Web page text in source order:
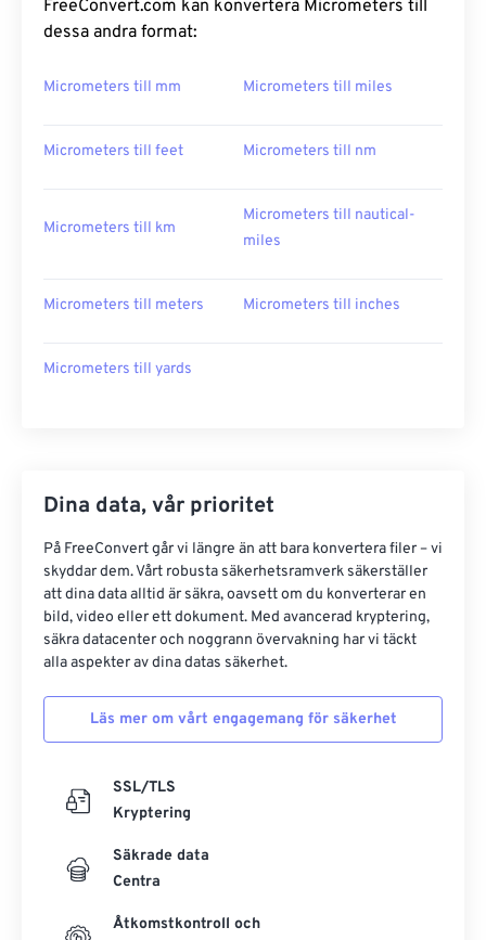
FreeConvert.com kan konvertera Micrometers till
dessa andra format:
Micrometers till mm Micrometers till miles
Micrometers till feet Micrometers till nm
Micrometers till km
Micrometers till nautical-
miles
Micrometers till meters Micrometers till inches
Micrometers till yards
Dina data, vår prioritet
På FreeConvert går vi längre än att bara konvertera filer – vi
skyddar dem. Vårt robusta säkerhetsramverk säkerställer
att dina data alltid är säkra, oavsett om du konverterar en
bild, video eller ett dokument. Med avancerad kryptering,
säkra datacenter och noggrann övervakning har vi täckt
alla aspekter av dina datas säkerhet.
Läs mer om vårt engagemang för säkerhet
SSL/TLS
Kryptering
Säkrade data
Centra
Åtkomstkontroll och